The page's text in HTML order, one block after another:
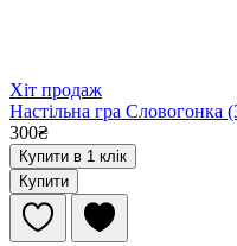
Хіт продаж
Настільна гра Словогонка
300₴
Купити в 1 клік
Купити